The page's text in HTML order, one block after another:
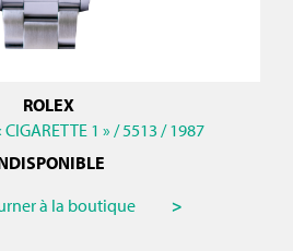
ROLEX
1 » / 5513 / 1987
à la boutique >